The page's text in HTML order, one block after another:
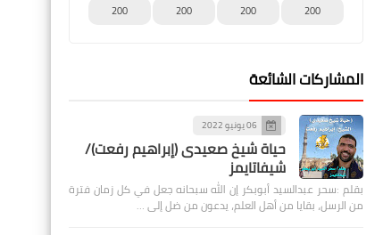
200
200
200
200
المشاركات الشائعة
06 يونيو 2022
حياة شيخ صعيدى (إبراهيم رفعت)/
شيفاتايمز
بقلم :سحر عبدالسيد أبوبكر إن الله سبحانه جعل في كل زمان فترة
من الرسل، بقايا من أهل العلم، يدعون من ضل إلى …